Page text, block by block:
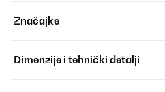
Značajke
Dimenzije i tehnički detalji